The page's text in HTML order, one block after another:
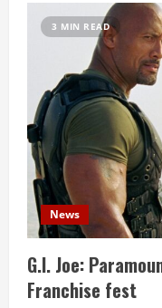
Wears
Prada
2
Original
mit
233
Millionen
3 MIN READ
News
G.I. Joe:
Franchise fest